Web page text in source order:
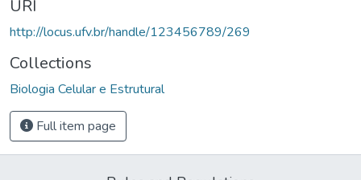
URI
http://locus.ufv.br/handle/123456789/269
Collections
Biologia Celular e Estrutural
Full item page